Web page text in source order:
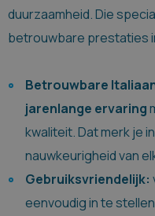
duurzaamheid. Die
betrouwbare prestaties
Betrouwbare
jarenlange ervaring
kwaliteit. Dat merk je
nauwkeurigheid van
Gebruiksvriendelijk:
eenvoudig in te